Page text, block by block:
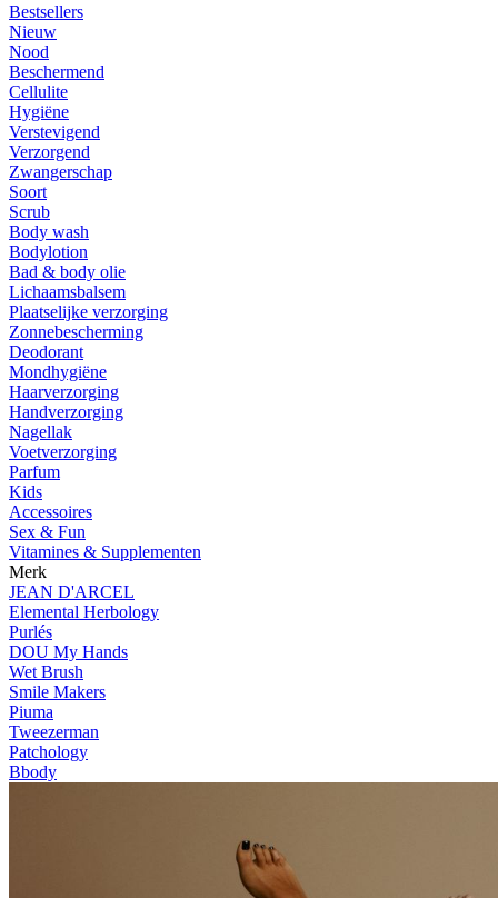
Bestsellers
Nieuw
Nood
Beschermend
Cellulite
Hygiëne
Verstevigend
Verzorgend
Zwangerschap
Soort
Scrub
Body wash
Bodylotion
Bad & body olie
Lichaamsbalsem
Plaatselijke verzorging
Zonnebescherming
Deodorant
Mondhygiëne
Haarverzorging
Handverzorging
Nagellak
Voetverzorging
Parfum
Kids
Accessoires
Sex & Fun
Vitamines & Supplementen
Merk
JEAN D'ARCEL
Elemental Herbology
Purlés
DOU My Hands
Wet Brush
Smile Makers
Piuma
Tweezerman
Patchology
Bbody